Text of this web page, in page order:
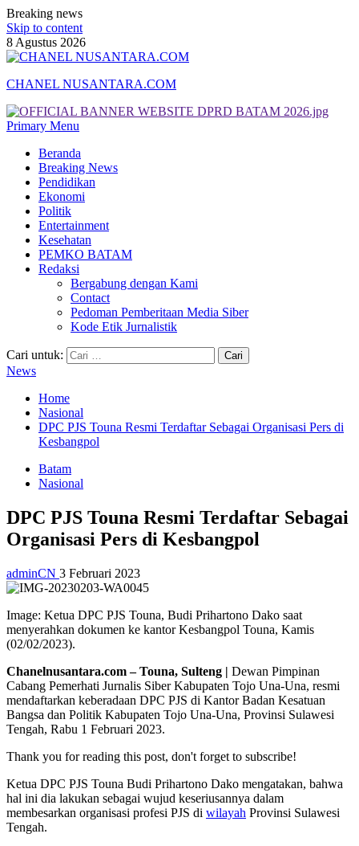
Breaking news
Skip to content
8 Agustus 2026
CHANEL NUSANTARA.COM
Primary Menu
Beranda
Breaking News
Pendidikan
Ekonomi
Politik
Entertainment
Kesehatan
PEMKO BATAM
Redaksi
Bergabung dengan Kami
Contact
Pedoman Pemberitaan Media Siber
Kode Etik Jurnalistik
Cari untuk:
News
Home
Nasional
DPC PJS Touna Resmi Terdaftar Sebagai Organisasi Pers di
Kesbangpol
Batam
Nasional
DPC PJS Touna Resmi Terdaftar Sebagai
Organisasi Pers di Kesbangpol
adminCN 3 Februari 2023
Image: Ketua DPC PJS Touna, Budi Prihartono Dako saat
menyerahkan dokumen ke kantor Kesbangpol Touna, Kamis
(02/02/2023).
Chanelnusantara.com – Touna, Sulteng | Dewan Pimpinan
Cabang Pemerhati Jurnalis Siber Kabupaten Tojo Una-Una, resmi
mendaftarkan keberadaan DPC PJS di Kantor Badan Kesatuan
Bangsa dan Politik Kabupaten Tojo Una-Una, Provinsi Sulawesi
Tengah, Rabu 1 Februari 2023.
Thank you for reading this post, don't forget to subscribe!
Ketua DPC PJS Touna Budi Prihartono Dako mengatakan, bahwa
hal ini dia lakukan sebagai wujud keseriusannya dalam
membesarkan organisasi profesi PJS di wilayah Provinsi Sulawesi
Tengah.